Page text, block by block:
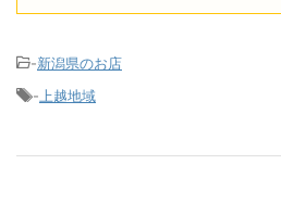
-新潟県のお店
- 上越地域